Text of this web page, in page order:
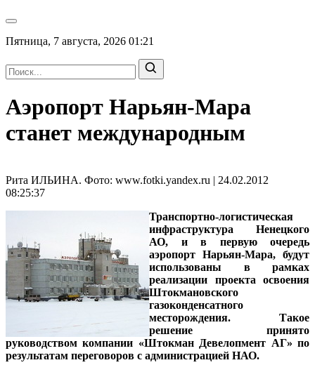
Пятница, 7 августа, 2026 01:21
Аэропорт Нарьян-Мара
станет международным
Рита ИЛЬИНА. Фото: www.fotki.yandex.ru | 24.02.2012
08:25:37
Транспортно-логистическая
инфраструктура Ненецкого
АО, и в первую очередь
аэропорт Нарьян-Мара, будут
использованы в рамках
реализации проекта освоения
Штокмановского
газоконденсатного
месторождения. Такое
решение принято
руководством компании «Штокман Девелопмент АГ» по
результатам переговоров с администрацией НАО.